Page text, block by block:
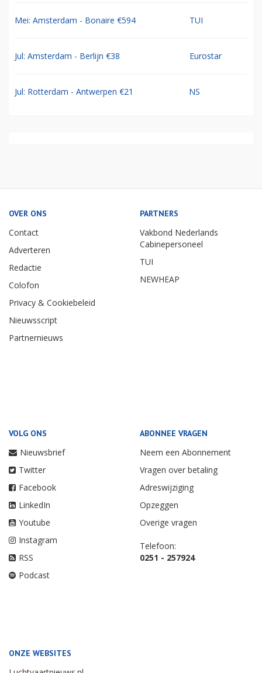
Mei: Amsterdam - Bonaire €594 TUI
Jul: Amsterdam - Berlijn €38 Eurostar
Jul: Rotterdam - Antwerpen €21 NS
OVER ONS
Contact
Adverteren
Redactie
Colofon
Privacy & Cookiebeleid
Nieuwsscript
Partnernieuws
PARTNERS
Vakbond Nederlands
Cabinepersoneel
TUI
NEWHEAP
VOLG ONS
Nieuwsbrief
Twitter
Facebook
LinkedIn
Youtube
Instagram
RSS
Podcast
ABONNEE VRAGEN
Neem een Abonnement
Vragen over betaling
Adreswijziging
Opzeggen
Overige vragen
Telefoon:
0251 - 257924
ONZE WEBSITES